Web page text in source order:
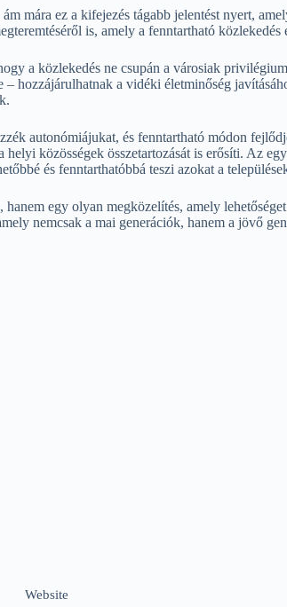
mára ez a kifejezés tágabb jelentést nyert,
is, amely a fenntartható
a közlekedés ne csupán a városiak
hozzájárulhatnak a vidéki életminőség
autonómiájukat, és fenntartható módon
közösségek összetartozását is erősíti. Az
és fenntarthatóbbá teszi azokat a
egy olyan megközelítés, amely
nemcsak a mai generációk, hanem a jövő
Website